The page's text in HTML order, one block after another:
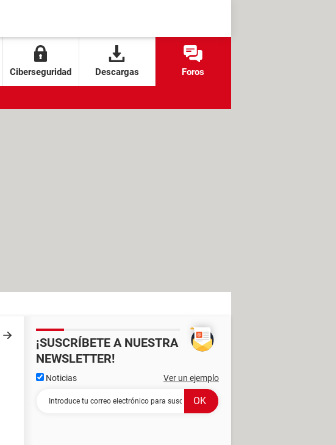
Ciberseguridad Descargas Foros
¡SUSCRÍBETE A NUESTRA
NEWSLETTER!
Noticias Ver un ejemplo